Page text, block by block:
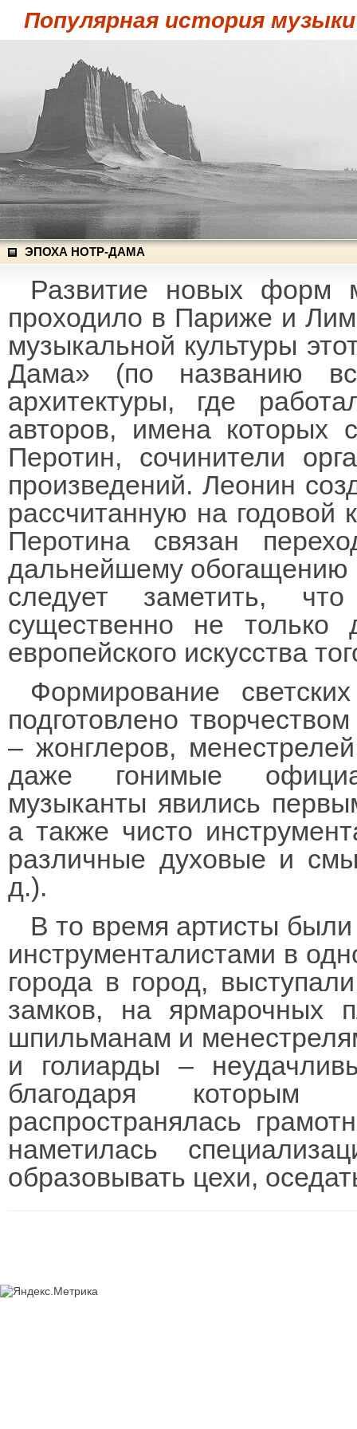
Популярная история музыки
ЭПОХА НОТР-ДАМА
Развитие новых форм
проходило в Париже и
музыкальной культуры
Дама» (по названию
архитектуры, где
авторов, имена которых
Перотин, сочинители
произведений. Леонин
рассчитанную на годовой
Перотина связан
дальнейшему обогащению
следует заметить,
существенно не
европейского искусства
Формирование
подготовлено
– жонглеров,
даже гонимые
музыканты явились
а также чисто
различные духовые и
д.).
В то время артисты
инструменталистами в
города в город,
замков, на ярмарочных
шпильманам и
и голиарды –
благодаря которым
распространялась
наметилась
образовывать цехи,